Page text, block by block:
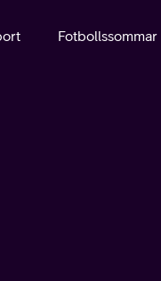
Fotbollssommar